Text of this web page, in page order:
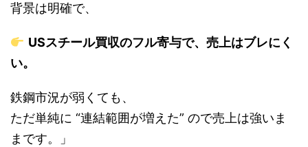
背景は明確で、
USスチール買収のフル寄与で、売上はブレにく
い。
鉄鋼市況が弱くても、
ただ単純に “連結範囲が増えた” ので売上は強いま
まです。」